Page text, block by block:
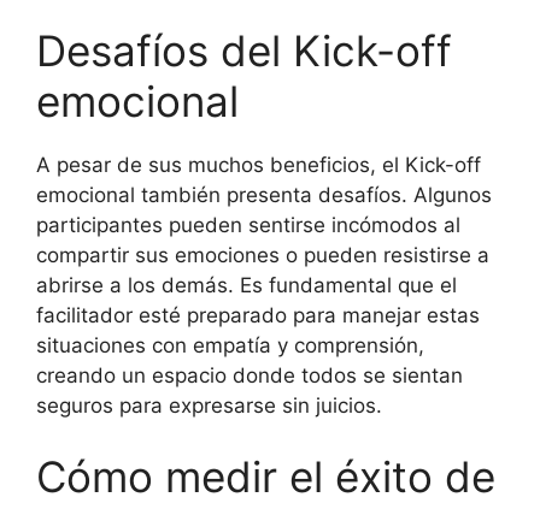
Desafíos del Kick-off
emocional
A pesar de sus muchos beneficios, el Kick-off
emocional también presenta desafíos. Algunos
participantes pueden sentirse incómodos al
compartir sus emociones o pueden resistirse a
abrirse a los demás. Es fundamental que el
facilitador esté preparado para manejar estas
situaciones con empatía y comprensión,
creando un espacio donde todos se sientan
seguros para expresarse sin juicios.
Cómo medir el éxito de